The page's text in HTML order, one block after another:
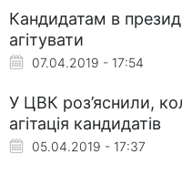
Кандидатам в
агітувати
07.04.2019 - 17:54
У ЦВК роз’яснили,
агітація кандидатів
05.04.2019 - 17:37